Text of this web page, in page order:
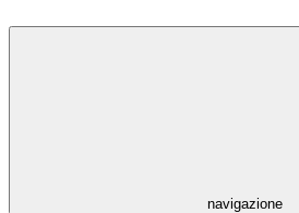
navigazione